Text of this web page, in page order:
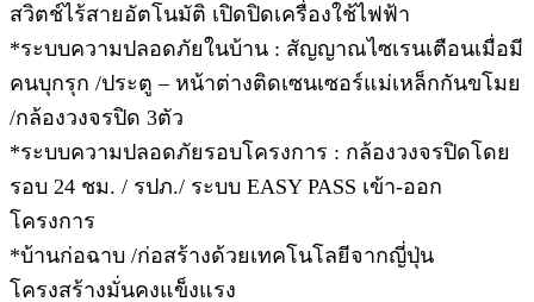
สวิตช์ไร้สายอัตโนมัติ เปิดปิดเครื่องใช้ไฟฟ้า
*ระบบความปลอดภัยในบ้าน : สัญญาณไซเรนเตือนเมื่อมี
คนบุกรุก /ประตู – หน้าต่างติดเซนเซอร์แม่เหล็กกันขโมย
/กล้องวงจรปิด 3ตัว
*ระบบความปลอดภัยรอบโครงการ : กล้องวงจรปิดโดย
รอบ 24 ชม. / รปภ./ ระบบ EASY PASS เข้า-ออก
โครงการ
*บ้านก่อฉาบ /ก่อสร้างด้วยเทคโนโลยีจากญี่ปุ่น
โครงสร้างมั่นคงแข็งแรง